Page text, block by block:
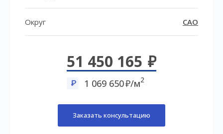
Округ САО
51 450 165
1 069 650 /м2
Заказать консультацию